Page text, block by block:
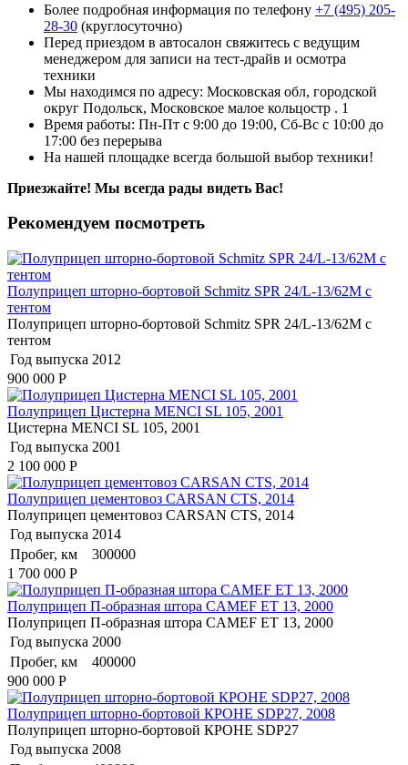
Более подробная информация по телефону +7 (495) 205-
28-30 (круглосуточно)
Перед приездом в автосалон свяжитесь с ведущим
менеджером для записи на тест-драйв и осмотра
техники
Мы находимся по адресу: Московская обл, городской
округ Подольск, Московское малое кольцостр . 1
Время работы: Пн-Пт с 9:00 до 19:00, Сб-Вс с 10:00 до
17:00 без перерыва
На нашей площадке всегда большой выбор техники!
Приезжайте! Мы всегда рады видеть Вас!
Рекомендуем посмотреть
Полуприцеп шторно-бортовой Schmitz SPR 24/L-13/62M с
тентом
Полуприцеп шторно-бортовой Schmitz SPR 24/L-13/62M с
тентом
Год выпуска 2012
900 000 Р
Полуприцеп Цистерна MENCI SL 105, 2001
Цистерна MENCI SL 105, 2001
Год выпуска 2001
2 100 000 Р
Полуприцеп цементовоз СARSАN CТS, 2014
Полуприцеп цементовоз СARSАN CТS, 2014
Год выпуска 2014
Пробег, км
300000
1 700 000 Р
Полуприцеп П-образная штора CAMEF ET 13, 2000
Полуприцеп П-образная штора CAMEF ET 13, 2000
Год выпуска 2000
Пробег, км
400000
900 000 Р
Полуприцеп шторно-бортовой КРОНЕ SDP27, 2008
Полуприцеп шторно-бортовой КРОНЕ SDP27
Год выпуска 2008